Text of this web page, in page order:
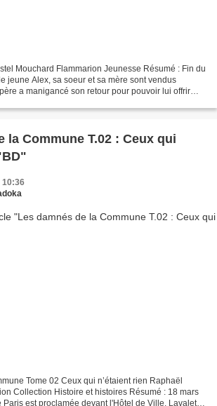
Mouchard Flammarion Jeunesse Résumé : Fin du
jeune Alex, sa soeur et sa mère sont vendus
a manigancé son retour pour pouvoir lui offrir
la Commune T.02 : Ceux qui
10:36
Tome 02 Ceux qui n’étaient rien Raphaël
Collection Histoire et histoires Résumé : 18 mars
Paris est proclamée devant l'Hôtel de Ville. Lavalette